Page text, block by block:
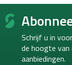
F
Schrijf u in
de hoogte van
aanbiedingen.